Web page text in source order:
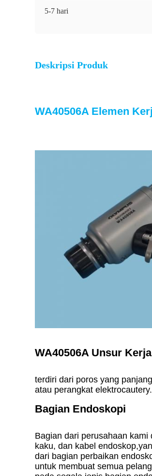
5-7 hari
Deskripsi Produk
WA40506A Elemen
WA40506A Unsur
terdiri dari poros yang
atau perangkat
Bagian Endoskopi
Bagian dari perusahaan
kaku, dan kabel
dari bagian perbaikan
untuk membuat semua